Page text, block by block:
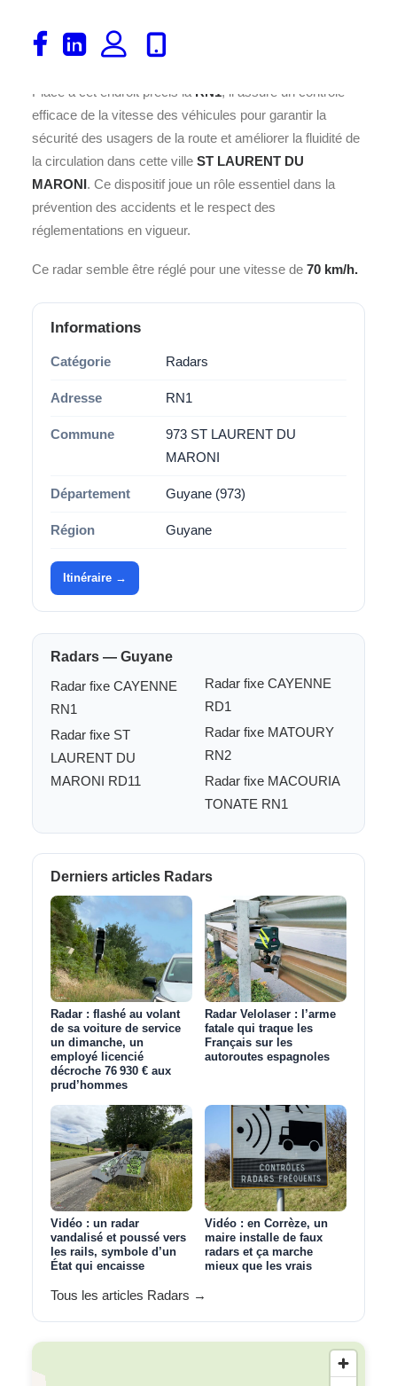
dans le département 973 en
France.
Placé à cet endroit précis la RN1, il assure un contrôle
efficace de la vitesse des véhicules pour garantir la
sécurité des usagers de la route et améliorer la fluidité de
la circulation dans cette ville ST LAURENT DU
MARONI. Ce dispositif joue un rôle essentiel dans la
prévention des accidents et le respect des
réglementations en vigueur.
Ce radar semble être réglé pour une vitesse de 70 km/h.
Informations
Catégorie Radars
Adresse RN1
Commune
973 ST LAURENT DU
MARONI
Département Guyane (973)
Région Guyane
Itinéraire →
Radars — Guyane
Radar fixe CAYENNE
RN1
Radar fixe ST
LAURENT DU
MARONI RD11
Radar fixe CAYENNE
RD1
Radar fixe MATOURY
RN2
Radar fixe MACOURIA
TONATE RN1
Derniers articles Radars
Radar : flashé au volant
de sa voiture de service
un dimanche, un
employé licencié
décroche 76 930 € aux
prud’hommes
Radar Velolaser : l’arme
fatale qui traque les
Français sur les
autoroutes espagnoles
Vidéo : un radar
vandalisé et poussé vers
les rails, symbole d’un
État qui encaisse
Vidéo : en Corrèze, un
maire installe de faux
radars et ça marche
mieux que les vrais
Tous les articles Radars →